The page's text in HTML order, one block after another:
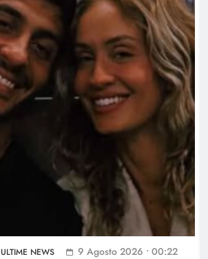
ULTIME NEWS 9 Agosto 2026 • 00:22
L’Eredità Summer, 190.000 euro in
bilico: ghigliottina da brividi per
Erika
ULTIME NEWS
Gaetano Fidanzati dice no al
Grande Fratello Vip: dietro la scelta
c’entra Belen Rodriguez?
PERSONAGGI TV